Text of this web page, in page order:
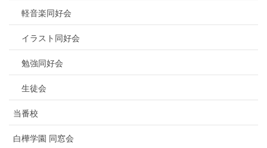
軽音楽同好会
イラスト同好会
勉強同好会
生徒会
当番校
白樺学園 同窓会